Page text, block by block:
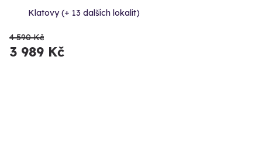
Klatovy (+ 13 dalších lokalit)
4 590 Kč
3 989 Kč